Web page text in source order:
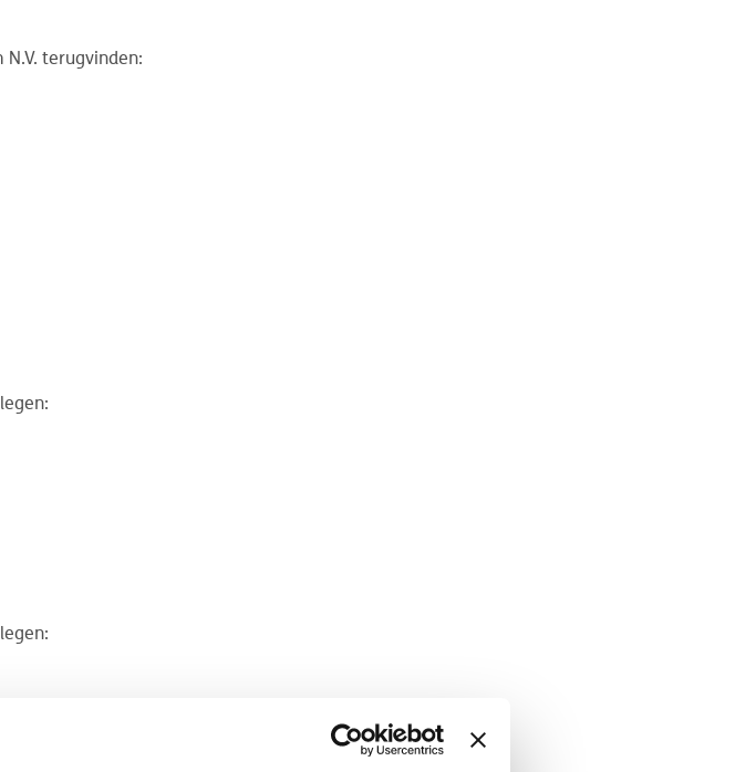
terugvinden: